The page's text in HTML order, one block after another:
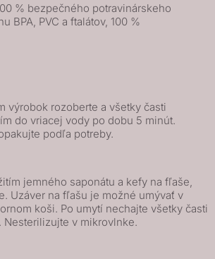
% bezpečného potravinárskeho
BPA, PVC a ftalátov, 100 %
výrobok rozoberte a všetky časti
do vriacej vody po dobu 5 minút.
podľa potreby.
jemného saponátu a kefy na fľaše,
Uzáver na fľašu je možné umývať v
koši. Po umytí nechajte všetky časti
v mikrovlnke.